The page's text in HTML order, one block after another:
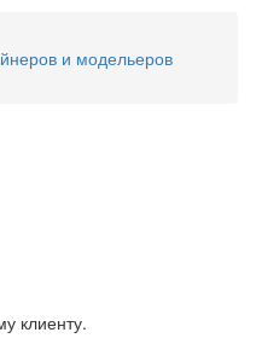
и модельеров
клиенту.